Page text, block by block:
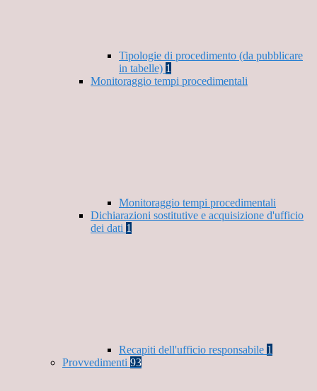
Tipologie di procedimento (da pubblicare
in tabelle) 1
Monitoraggio tempi procedimentali
Monitoraggio tempi procedimentali
Dichiarazioni sostitutive e acquisizione d'ufficio
dei dati 1
Recapiti dell'ufficio responsabile 1
Provvedimenti 93